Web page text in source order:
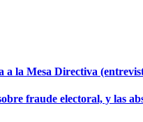
a la Mesa Directiva
fraude electoral, y las